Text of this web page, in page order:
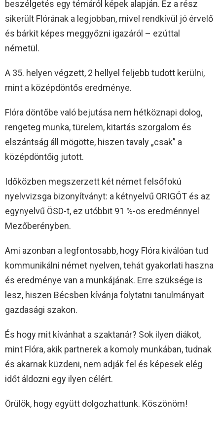
beszélgetés egy témáról képek alapján. Ez a rész
sikerült Flórának a legjobban, mivel rendkívül jó érvelő
és bárkit képes meggyőzni igazáról – ezúttal
németül.
A 35. helyen végzett, 2 hellyel feljebb tudott kerülni,
mint a középdöntős eredménye.
Flóra döntőbe való bejutása nem hétköznapi dolog,
rengeteg munka, türelem, kitartás szorgalom és
elszántság áll mögötte, hiszen tavaly „csak” a
középdöntőig jutott.
Időközben megszerzett két német felsőfokú
nyelvvizsga bizonyítványt: a kétnyelvű ORIGÓT és az
egynyelvű ÖSD-t, ez utóbbit 91 %-os eredménnyel
Mezőberényben.
Ami azonban a legfontosabb, hogy Flóra kiválóan tud
kommunikálni német nyelven, tehát gyakorlati haszna
és eredménye van a munkájának. Erre szüksége is
lesz, hiszen Bécsben kívánja folytatni tanulmányait
gazdasági szakon.
És hogy mit kívánhat a szaktanár? Sok ilyen diákot,
mint Flóra, akik partnerek a komoly munkában, tudnak
és akarnak küzdeni, nem adják fel és képesek elég
időt áldozni egy ilyen célért.
Örülök, hogy együtt dolgozhattunk. Köszönöm!